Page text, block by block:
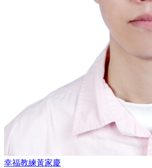
幸福教練黃家慶